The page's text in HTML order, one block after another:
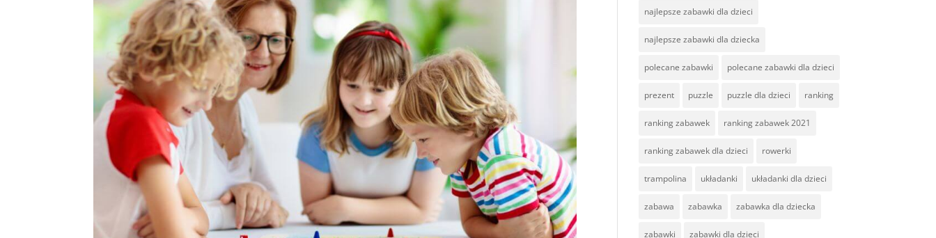
najlepsze zabawki dla dzieci
najlepsze zabawki dla dziecka
polecane zabawki polecane zabawki dla dzieci
prezent puzzle puzzle dla dzieci ranking
ranking zabawek ranking zabawek 2021
ranking zabawek dla dzieci rowerki
trampolina układanki układanki dla dzieci
zabawa zabawka zabawka dla dziecka
zabawki zabawki dla dzieci